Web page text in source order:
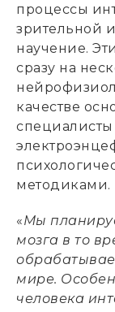
процессы
зрительной
научение.
сразу на
качестве
специалисты
методиками.
«Мы
мозга в то
мире.
человека